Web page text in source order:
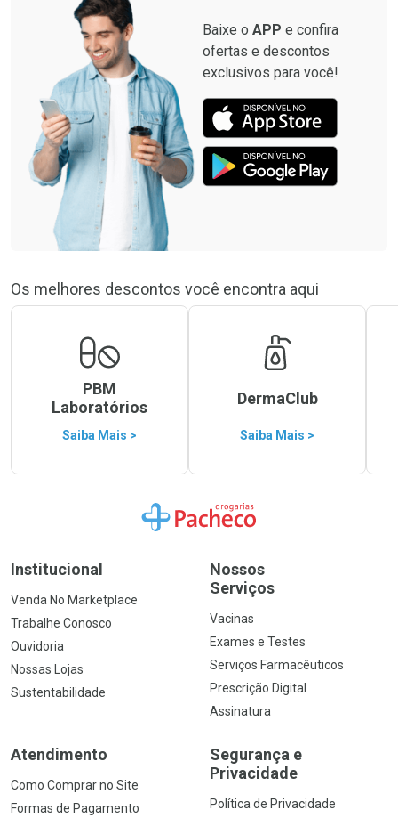
Baixe o APP e confira
ofertas e descontos
exclusivos para você!
Os melhores descontos você encontra aqui
PBM
Laboratórios
Saiba Mais >
DermaClub
Saiba Mais >
Ir para a Home
Institucional
Venda No Marketplace
Trabalhe Conosco
Ouvidoria
Nossas Lojas
Sustentabilidade
Nossos
Serviços
Vacinas
Exames e Testes
Serviços Farmacêuticos
Prescrição Digital
Assinatura
Atendimento
Como Comprar no Site
Formas de Pagamento
Segurança e
Privacidade
Política de Privacidade